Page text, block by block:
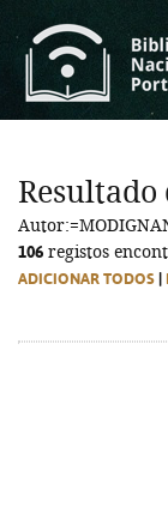
Resultado
106 registos
ADICIONAR TODOS